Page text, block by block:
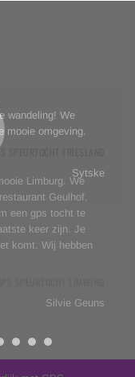
wandeling! We
mooie omgeving.
SPEURTOCHT FRIESLAND
Sytske
Limburg. We
Geulhof.
een gps tocht te
keer zijn. Je
komt. Wij hebben
Silvie Geuns